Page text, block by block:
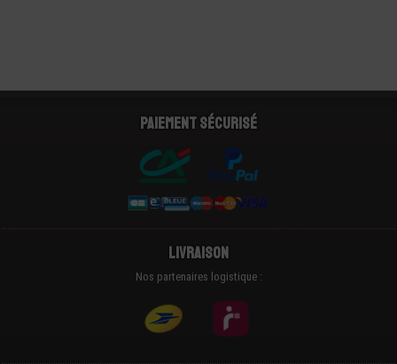
Paiement sécurisé
Livraison
Nos partenaires logistique :